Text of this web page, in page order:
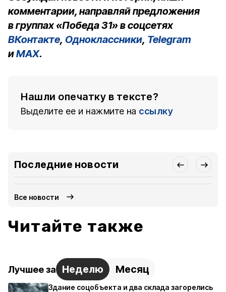
комментарии, направляй предложения
в группах «Победа 31» в соцсетях
ВКонтакте, Одноклассники, Telegram
иMAX.
Нашли опечатку в тексте?
Выделите ее и нажмите на ссылку
Последние новости
Все новости
Читайте также
Лучшее за Неделю Месяц
Здание соцобъекта и два склада загорелись